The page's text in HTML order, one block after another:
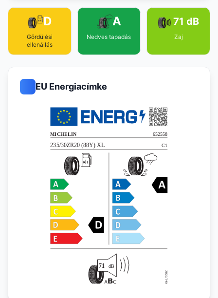
D
Gördülési
ellenállás
A
Nedves tapadás
71 dB
Zaj
EU Energiacímke